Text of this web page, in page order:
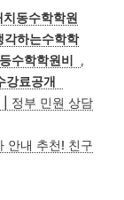
치동수학학원
각하는수학학
수학학원비
,
강료공개
| 정부 민원 상담
안내 추천! 친구